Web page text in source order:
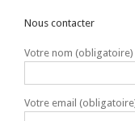
Nous contacter
Votre nom (obligatoire)
Votre email